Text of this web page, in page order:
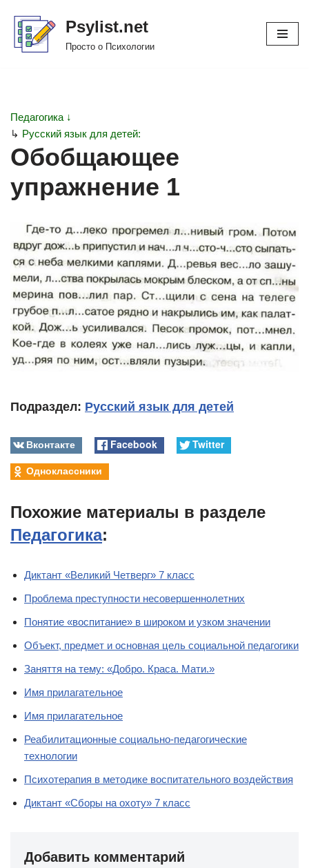
Перейти
Psylist.net
Просто о Психологии
Педагогика ↓
↳ Русский язык для детей:
Обобщающее
упражнение 1
Подраздел: Русский язык для детей
Вконтакте Facebook
Twitter
Одноклассники
Похожие материалы в разделе
Педагогика:
Диктант «Великий Четверг» 7 класс
Проблема преступности несовершеннолетних
Понятие «воспитание» в широком и узком значении
Объект, предмет и основная цель социальной педагогики
Заняття на тему: «Добро. Краса. Мати.»
Имя прилагательное
Имя прилагательное
Реабилитационные социально-педагогические
технологии
Психотерапия в методике воспитательного воздействия
Диктант «Сборы на охоту» 7 класс
Добавить комментарий